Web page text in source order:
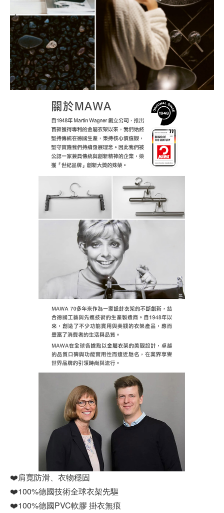
❤️肩寬防滑、衣物穩固
❤️100%德國技術全球衣架先驅
❤️100%德國PVC軟膠 掛衣無痕